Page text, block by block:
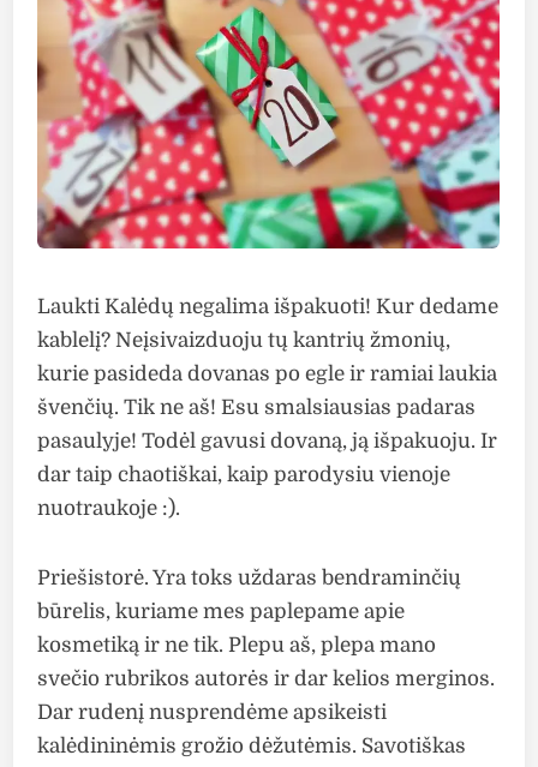
Laukti Kalėdų negalima išpakuoti! Kur dedame
kablelį? Neįsivaizduoju tų kantrių žmonių,
kurie pasideda dovanas po egle ir ramiai laukia
švenčių. Tik ne aš! Esu smalsiausias padaras
pasaulyje! Todėl gavusi dovaną, ją išpakuoju. Ir
dar taip chaotiškai, kaip parodysiu vienoje
nuotraukoje :).
Priešistorė. Yra toks uždaras bendraminčių
būrelis, kuriame mes paplepame apie
kosmetiką ir ne tik. Plepu aš, plepa mano
svečio rubrikos autorės ir dar kelios merginos.
Dar rudenį nusprendėme apsikeisti
kalėdininėmis grožio dėžutėmis. Savotiškas